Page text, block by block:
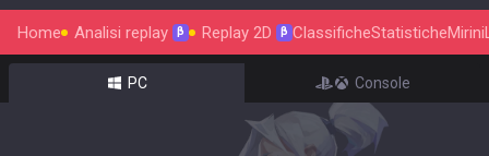
Home Analisi replay β Replay 2D β ClassificheStatisticheMirini
PC Console